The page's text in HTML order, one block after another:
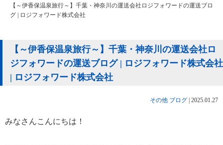
【～伊香保温泉旅行～】千葉・神奈川の運送会社ロジフォワードの運送ブロ
グ | ロジフォワード株式会社
【～伊香保温泉旅行～】千葉・神奈川の運送会社ロ
ジフォワードの運送ブログ | ロジフォワード株式会社
| ロジフォワード株式会社
その他 ブログ 2025.01.27
みなさんこんにちは！